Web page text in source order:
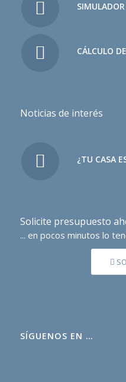
CÁLCULO
Noticias de interés
¿TU CASA
Solicite presupuesto
... en pocos minutos lo
SÍGUENOS EN …